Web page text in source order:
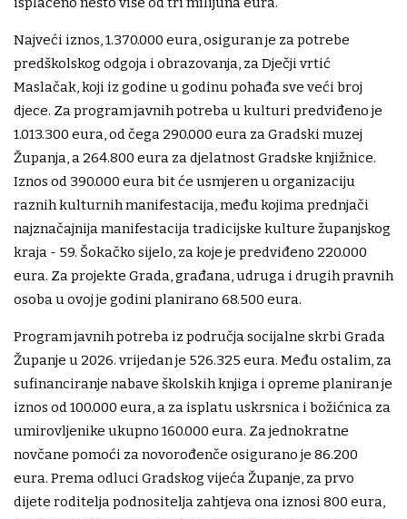
Najveći iznos, 1.370.000 eura, osiguran je za potrebe
predškolskog odgoja i obrazovanja, za Dječji vrtić
Maslačak, koji iz godine u godinu pohađa sve veći broj
djece. Za program javnih potreba u kulturi predviđeno je
1.013.300 eura, od čega 290.000 eura za Gradski muzej
Županja, a 264.800 eura za djelatnost Gradske knjižnice.
Iznos od 390.000 eura bit će usmjeren u organizaciju
raznih kulturnih manifestacija, među kojima prednjači
najznačajnija manifestacija tradicijske kulture županjskog
kraja - 59. Šokačko sijelo, za koje je predviđeno 220.000
eura. Za projekte Grada, građana, udruga i drugih pravnih
osoba u ovoj je godini planirano 68.500 eura.
Program javnih potreba iz područja socijalne skrbi Grada
Županje u 2026. vrijedan je 526.325 eura. Među ostalim, za
sufinanciranje nabave školskih knjiga i opreme planiran je
iznos od 100.000 eura, a za isplatu uskrsnica i božićnica za
umirovljenike ukupno 160.000 eura. Za jednokratne
novčane pomoći za novorođenče osigurano je 86.200
eura. Prema odluci Gradskog vijeća Županje, za prvo
dijete roditelja podnositelja zahtjeva ona iznosi 800 eura,